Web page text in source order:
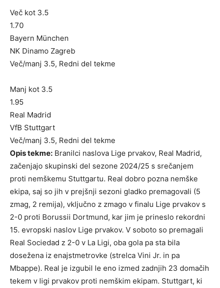
Več kot 3.5
1.70
Bayern München
NK Dinamo Zagreb
Več/manj 3.5, Redni del tekme
Manj kot 3.5
1.95
Real Madrid
VfB Stuttgart
Več/manj 3.5, Redni del tekme
Opis tekme: Branilci naslova Lige prvakov, Real Madrid,
začenjajo skupinski del sezone 2024/25 s srečanjem
proti nemškemu Stuttgartu. Real dobro pozna nemške
ekipa, saj so jih v prejšnji sezoni gladko premagovali (5
zmag, 2 remija), vključno z zmago v finalu Lige prvakov s
2-0 proti Borussii Dortmund, kar jim je prineslo rekordni
15. evropski naslov Lige prvakov. V soboto so premagali
Real Sociedad z 2-0 v La Ligi, oba gola pa sta bila
dosežena iz enajstmetrovke (strelca Vini Jr. in pa
Mbappe). Real je izgubil le eno izmed zadnjih 23 domačih
tekem v ligi prvakov proti nemškim ekipam. Stuttgart, ki